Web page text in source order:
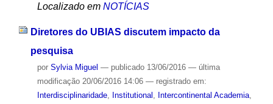
Localizado em NOTÍCIAS
Diretores do UBIAS discutem impacto da
pesquisa
por Sylvia Miguel — publicado13/06/2016 — última
modificação20/06/2016 14:06 — registrado em:
Interdisciplinaridade, Institutional , Intercontinental Academia,